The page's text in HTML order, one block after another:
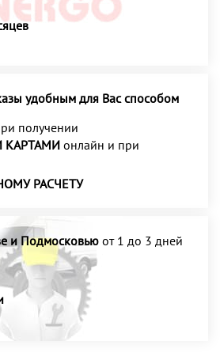
удобным для Вас способом
получении
КАРТАМИ онлайн и при
РАСЧЕТУ
и Подмосковью от 1 до 3 дней